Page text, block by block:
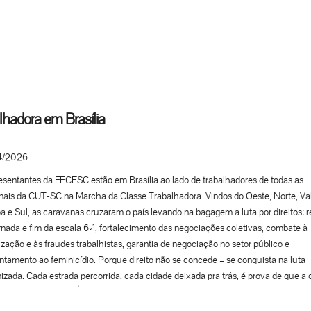
político. Na decisão, o ministro afirmou que a conduta viola direitos
como a liberdade política, a dignidade da pessoa humana e o
a própria disputa democrática. O magistrado também destacou que o
empresarial para influenciar eleições é considerado ilícito trabalhista e
econômico, conforme entendimento do Tribunal Superior Eleitoral. A
pelo tribunal será dividida entre as três associações e seus respectivos
100 mil para cada um. O valor será destinado a entidades públicas ou
sociais indicadas pelo MPT. Na decisão, o...
em Brasília
2026
da FECESC estão em Brasília ao lado de trabalhadores de todas as
da CUT-SC na Marcha da Classe Trabalhadora. Vindos do Oeste, Norte,
e Sul, as caravanas cruzaram o país levando na bagagem a luta por direitos:
e fim da escala 6×1, fortalecimento das negociações coletivas, combate à
e às fraudes trabalhistas, garantia de negociação no setor público e
ao feminicídio. Porque direito não se concede – se conquista na luta
Cada estrada percorrida, cada cidade deixada pra trás, é prova de que a
não recua. É na pressão, na unidade e na mobilização que a gente